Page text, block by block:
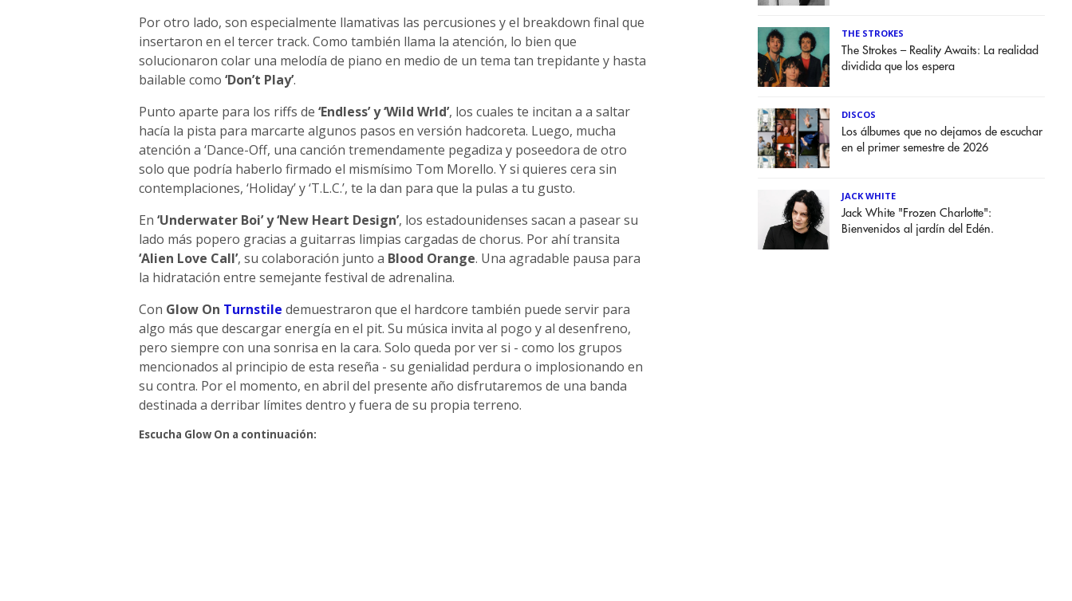
Por otro lado, son especialmente llamativas las percusiones y el breakdown final que
insertaron en el tercer track. Como también llama la atención, lo bien que
solucionaron colar una melodía de piano en medio de un tema tan trepidante y hasta
bailable como ‘Don’t Play’.
Punto aparte para los riffs de ‘Endless’ y ‘Wild Wrld’, los cuales te incitan a a saltar
hacía la pista para marcarte algunos pasos en versión hadcoreta. Luego, mucha
atención a ‘Dance-Off, una canción tremendamente pegadiza y poseedora de otro
solo que podría haberlo firmado el mismísimo Tom Morello. Y si quieres cera sin
contemplaciones, ‘Holiday’ y ‘T.L.C.’, te la dan para que la pulas a tu gusto.
En ‘Underwater Boi’ y ‘New Heart Design’, los estadounidenses sacan a pasear su
lado más popero gracias a guitarras limpias cargadas de chorus. Por ahí transita
‘Alien Love Call’, su colaboración junto a Blood Orange. Una agradable pausa para
la hidratación entre semejante festival de adrenalina.
Con Glow On Turnstile demuestraron que el hardcore también puede servir para
algo más que descargar energía en el pit. Su música invita al pogo y al desenfreno,
pero siempre con una sonrisa en la cara. Solo queda por ver si - como los grupos
mencionados al principio de esta reseña - su genialidad perdura o implosionando en
su contra. Por el momento, en abril del presente año disfrutaremos de una banda
destinada a derribar límites dentro y fuera de su propia terreno.
Escucha Glow On a continuación:
THE STROKES
The Strokes – Reality Awaits: La realidad
dividida que los espera
DISCOS
Los álbumes que no dejamos de escuchar
en el primer semestre de 2026
JACK WHITE
Jack White "Frozen Charlotte":
Bienvenidos al jardín del Edén.